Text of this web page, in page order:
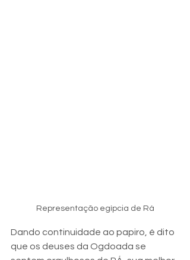
Representação egípcia de Rá
Dando continuidade ao papiro, é dito
que os deuses da Ogdoada se